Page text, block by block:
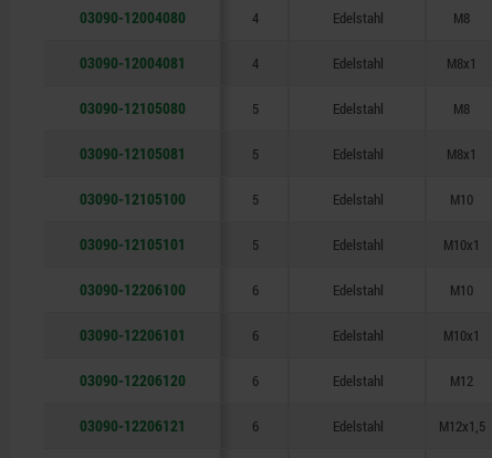
03090-12004080 4 Edelstahl M8
03090-12004081 4 Edelstahl M8x1
03090-12105080 5 Edelstahl M8
03090-12105081 5 Edelstahl M8x1
03090-12105100 5 Edelstahl M10
03090-12105101 5 Edelstahl M10x1
03090-12206100 6 Edelstahl M10
03090-12206101 6 Edelstahl M10x1
03090-12206120 6 Edelstahl M12
03090-12206121 6 Edelstahl M12x1,5